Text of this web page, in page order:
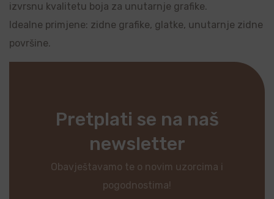
izvrsnu kvalitetu boja za unutarnje grafike.
Idealne primjene: zidne grafike, glatke, unutarnje zidne
površine.
Pretplati se na naš
newsletter
Obavještavamo te o novim uzorcima i
pogodnostima!